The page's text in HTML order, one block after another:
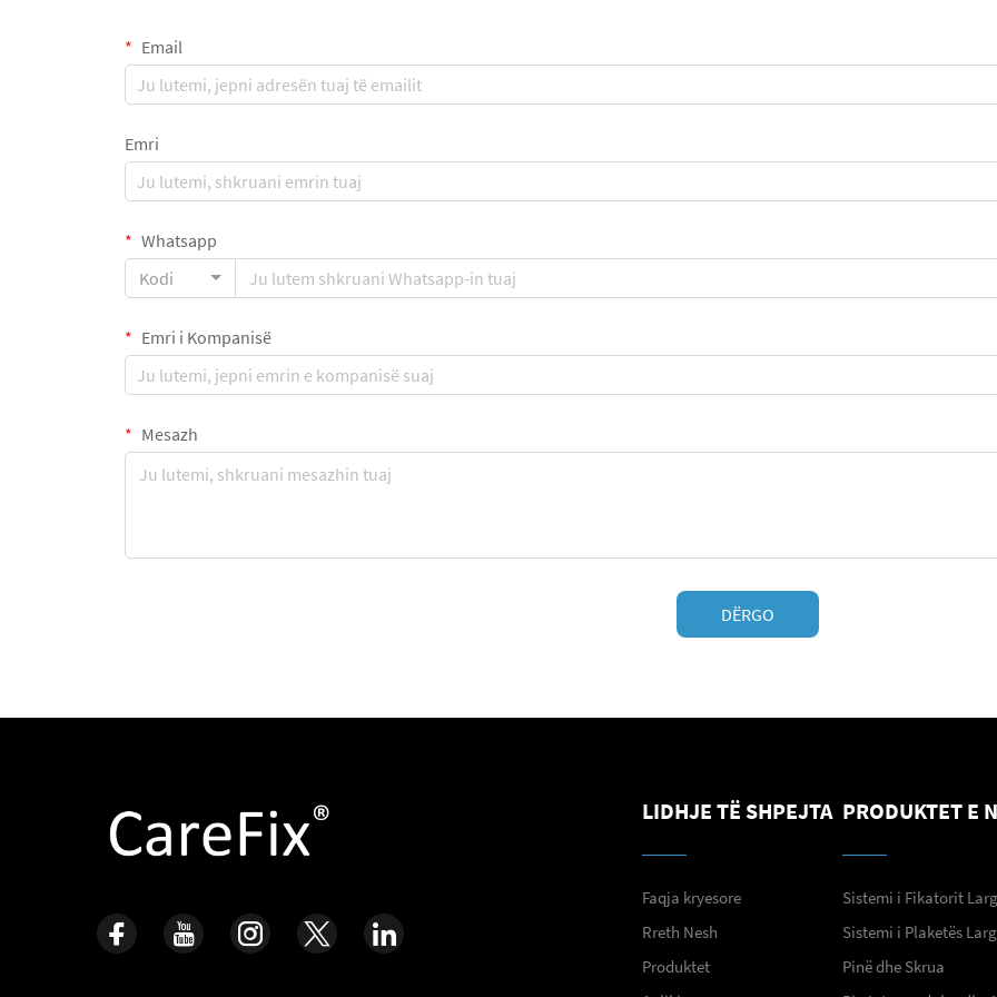
Email
Emri
Whatsapp
Kodi
Emri i Kompanisë
Mesazh
DËRGO
LIDHJE TË SHPEJTA
Faqja kryesore
Rreth Nesh
Produktet
PRODUKTET E
Sistemi i Fikatorit Larg
Sistemi i Plaketës Larg
Pinë dhe Skrua